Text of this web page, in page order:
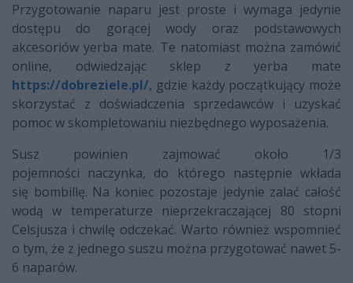
Przygotowanie naparu jest proste i wymaga jedynie
dostępu do gorącej wody oraz podstawowych
akcesoriów yerba mate. Te natomiast można zamówić
online, odwiedzając sklep z yerba mate
https://dobreziele.pl/, gdzie każdy początkujący może
skorzystać z doświadczenia sprzedawców i uzyskać
pomoc w skompletowaniu niezbędnego wyposażenia.
Susz powinien zajmować około 1/3
pojemności naczynka, do którego następnie wkłada
się bombillę. Na koniec pozostaje jedynie zalać całość
wodą w temperaturze nieprzekraczającej 80 stopni
Celsjusza i chwilę odczekać. Warto również wspomnieć
o tym, że z jednego suszu można przygotować nawet 5-
6 naparów.